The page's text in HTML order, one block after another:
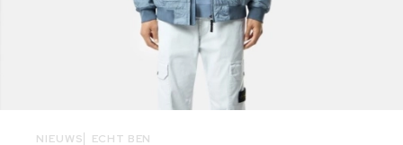
NIEUWS ECHT BEN